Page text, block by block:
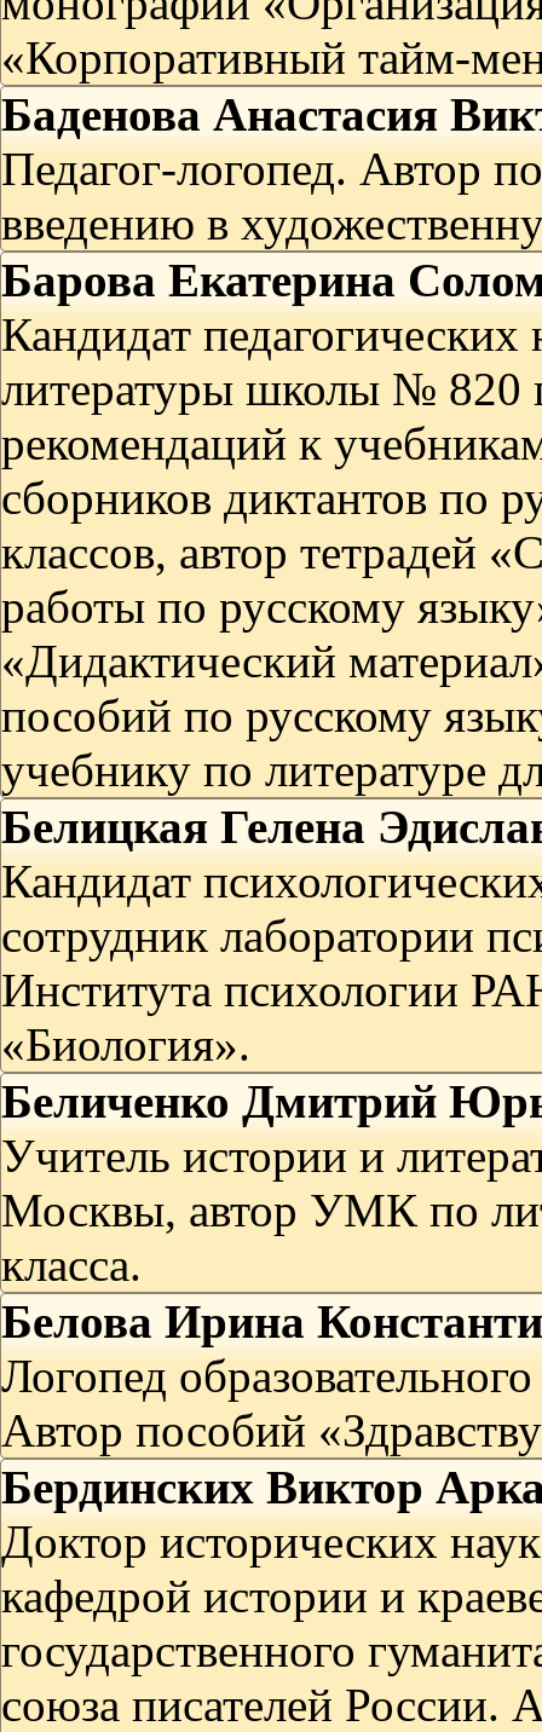
«Корпоративный тайм-
Баденова Анастасия
Педагог-логопед. Автор
введению в
Барова Екатерина
Кандидат педагогических
литературы школы № 820
рекомендаций к
сборников диктантов по
классов, автор тетрадей
работы по русскому
«Дидактический
пособий по русскому
учебнику по литературе
Белицкая Гелена
Кандидат
сотрудник лаборатории
Института психологии
«Биология».
Беличенко Дмитрий
Учитель истории и
Москвы, автор УМК по
класса.
Белова Ирина
Логопед
Автор пособий
Бердинских Виктор
Доктор исторических
кафедрой истории и
государственного
союза писателей России.